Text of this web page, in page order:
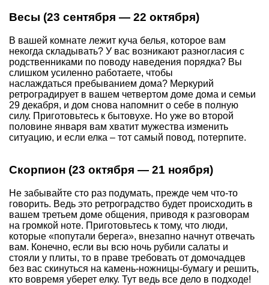
Весы (23 сентября — 22 октября)
В вашей комнате лежит куча белья, которое вам
некогда складывать? У вас возникают разногласия с
родственниками по поводу наведения порядка? Вы
слишком усиленно работаете, чтобы
наслаждаться пребыванием дома? Меркурий
ретроградирует в вашем четвертом доме дома и семьи
29 декабря, и дом снова напомнит о себе в полную
силу. Приготовьтесь к бытовухе. Но уже во второй
половине января вам хватит мужества изменить
ситуацию, и если елка – тот самый повод, потерпите.
Скорпион (23 октября — 21 ноября)
Не забывайте сто раз подумать, прежде чем что-то
говорить. Ведь это ретроградство будет происходить в
вашем третьем доме общения, приводя к разговорам
на громкой ноте. Приготовьтесь к тому, что люди,
которые «попутали берега», внезапно начнут отвечать
вам. Конечно, если вы всю ночь рубили салаты и
стояли у плиты, то в праве требовать от домочадцев
без вас скинуться на камень-ножницы-бумагу и решить,
кто вовремя уберет елку. Тут ведь все дело в подходе!